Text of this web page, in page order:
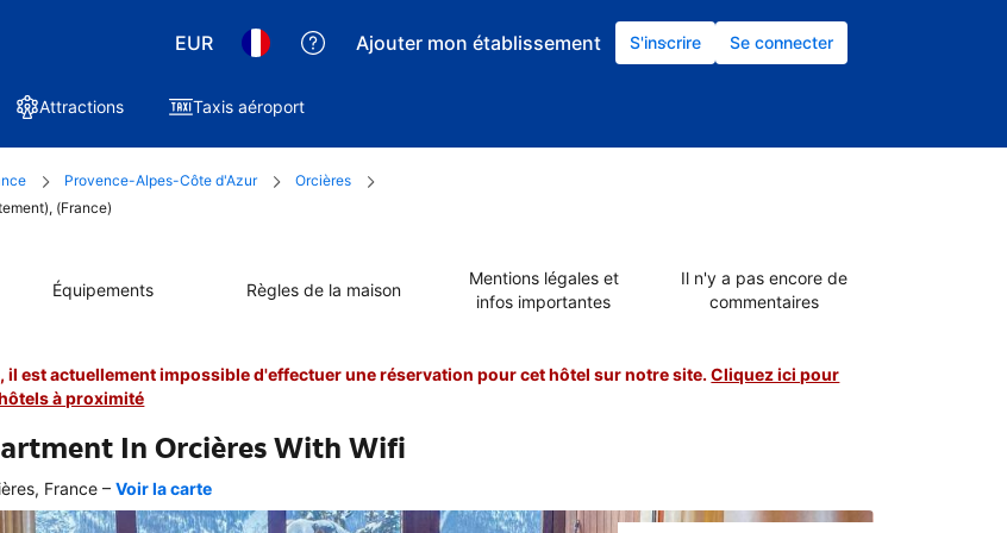
EUR Ajouter mon établissement S'inscrire Se connecter
Attractions Taxis aéroport
Provence-Alpes-Côte d'Azur
Orcières
(France)
Équipements Règles de la maison
Mentions légales et
infos importantes
Il n'y a pas encore de
commentaires
il est actuellement impossible d'effectuer une réservation pour cet hôtel sur notre site.Cliquez ici pour
à proximité
In Orcières With Wifi
France – Voir la carte